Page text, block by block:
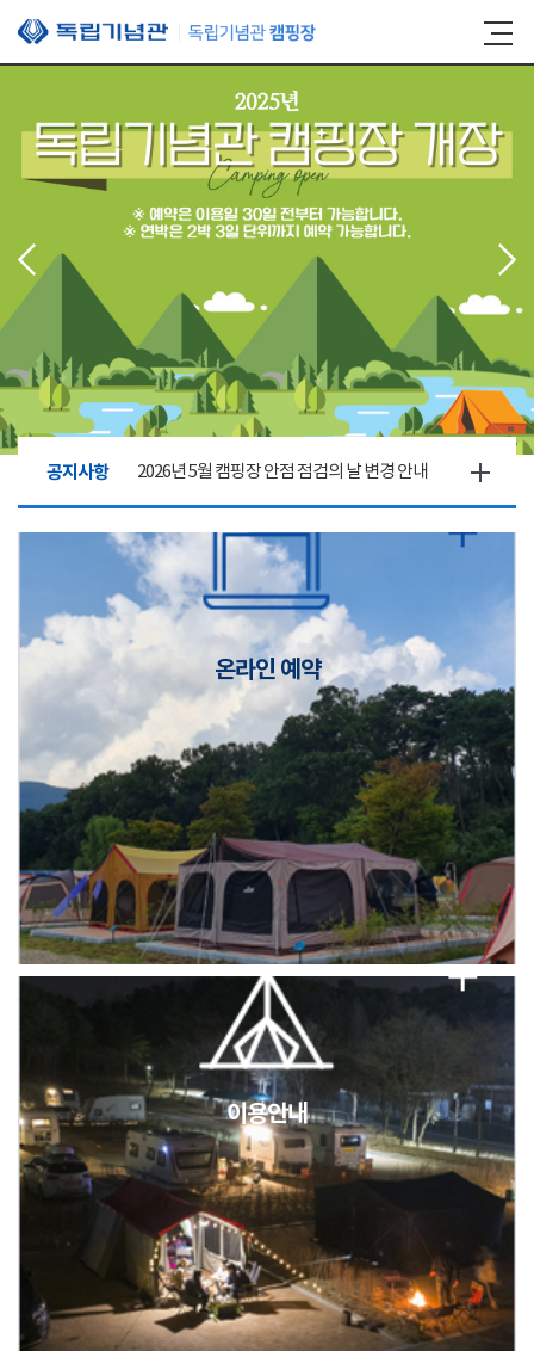
본문 바로가기
공지사항 2026년 5월 캠핑장 안점 점검의 날 변경 안내
캠핑장(9월1일~6일) 미운영 공지
2026년 5월 캠핑장 안점 점검의 날 변경 안내
캠핑장(9월1일~6일) 미운영 공지
2026년 5월 캠핑장 안점 점검의 날 변경 안내
캠핑장(9월1일~6일) 미운영 공지
2026년 5월 캠핑장 안점 점검의 날 변경 안내
캠핑장(9월1일~6일) 미운영 공지
[6/1]전산시스템 점검 및 안정화에 따른 서비스 이용 제한 안내
온라인 예약
이용안내